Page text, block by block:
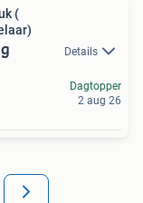
(
Details
Dagtopper
2 aug 26